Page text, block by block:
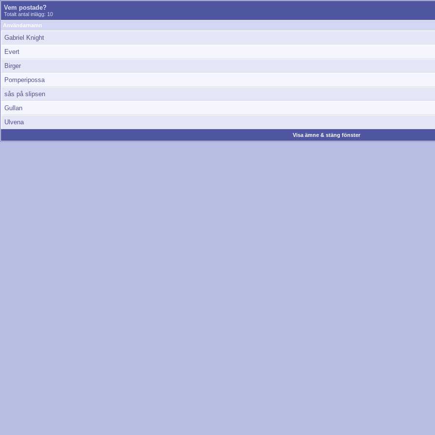
Vem postade?
Totalt antal inlägg: 10
Användarnamn
Gabriel Knight
Evert
Birger
Pomperipossa
sås på slipsen
Gullan
Ulvena
Visa ämne & stäng fönster